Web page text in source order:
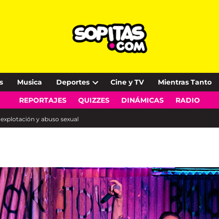
Musica Deportes
Open
dropdown
Cine y TV Mientras Tanto
REPORTAJES QUIZZES DINÁMICAS RADIO
y abuso sexual